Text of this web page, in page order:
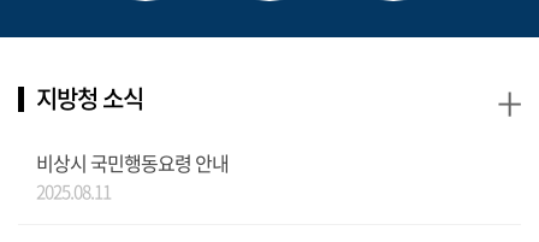
지방청 소식
비상시 국민행동요령 안내
2025.08.11
+